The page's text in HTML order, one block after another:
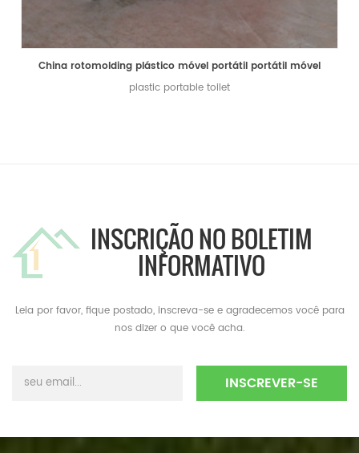
China rotomolding plástico móvel portátil portátil móvel
plastic portable toilet
INSCRIÇÃO NO BOLETIM
INFORMATIVO
Leia por favor, fique postado, inscreva-se e agradecemos você para
nos dizer o que você acha.